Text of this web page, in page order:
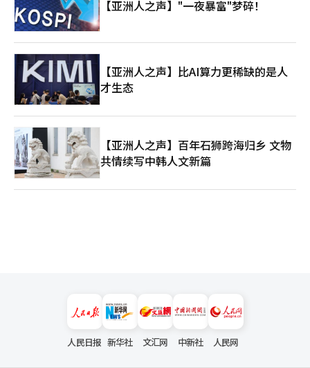
【亚洲人之声】"一夜暴富"梦碎！
【亚洲人之声】比AI算力更稀缺的是人
才生态
【亚洲人之声】百年石狮跨海归乡 文物
共情续写中韩人文新篇
人民日报 新华社 文汇网 中新社 人民网